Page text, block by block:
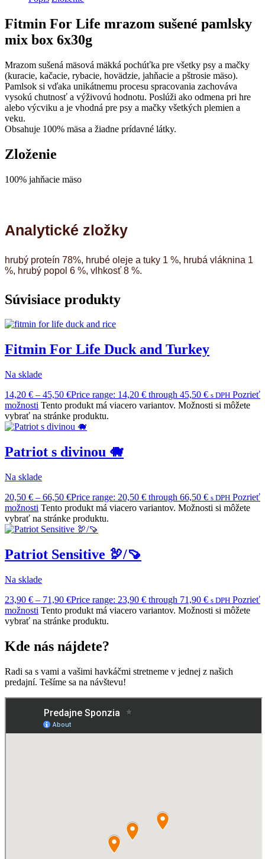
Fitmin For Life mrazom sušené pamlsky
mix box 6x30g
Mrazom sušená mäsová mäkká pochúťka pre všetky psy a mačky
(kuracie, kačacie, rybacie, hovädzie, jahňacie a pštrosie mäso).
Pamlsok si vďaka unikátnemu procesu spracovania zachováva
vysokú chutnosť a výživovú hodnotu. Poslúži ako odmena pri hre
alebo výcviku a je vhodná pre psy a mačky všetkých plemien a
veku.
Obsahuje 100% mäsa a žiadne prídavné látky.
Zloženie
100% jahňacie mäso
Analytické zložky
hrubý proteín 78%, hrubé oleje a tuky 1 %, hrubá vláknina 1
%, hrubý popol 6 %, vlhkosť 8 %.
Súvisiace produkty
Fitmin For Life Duck and Turkey
Na sklade
14,20 € – 45,50 €Price range: 14,20 € through 45,50 € s DPH Pozrieť
možnosti Tento produkt má viacero variantov. Možnosti si môžete
vybrať na stránke produktu.
Patriot s divinou 🐗
Na sklade
20,50 € – 66,50 €Price range: 20,50 € through 66,50 € s DPH Pozrieť
možnosti Tento produkt má viacero variantov. Možnosti si môžete
vybrať na stránke produktu.
Patriot Sensitive 🦃/🍠
Na sklade
23,90 € – 71,90 €Price range: 23,90 € through 71,90 € s DPH Pozrieť
možnosti Tento produkt má viacero variantov. Možnosti si môžete
vybrať na stránke produktu.
Kde nás nájdete?
Radi sa s vami a vašimi havkáčmi stretneme v jednej z našich
predajní. Tešíme sa na návštevu!